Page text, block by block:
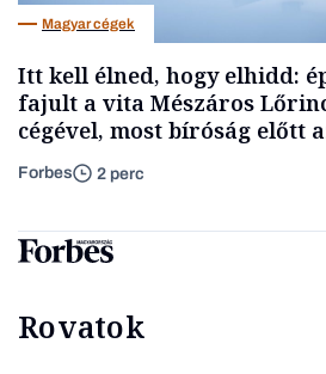
Magyar cégek
Itt kell élned, hogy elhidd:
fajult a vita Mészáros
cégével, most bíróság előtt
Forbes 2 perc
Rovatok